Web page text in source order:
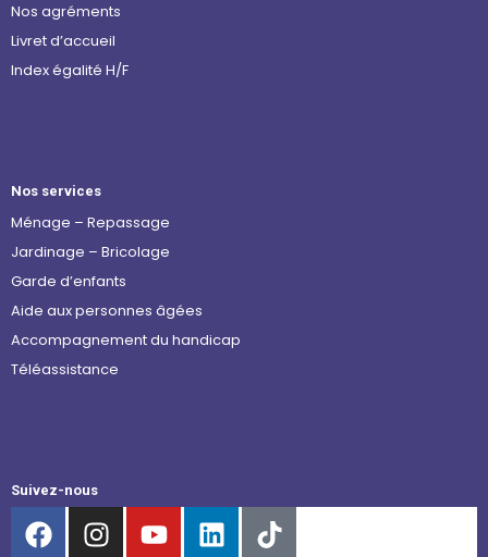
Nos agréments
Livret d’accueil
Index égalité H/F
Nos services
Ménage – Repassage
Jardinage – Bricolage
Garde d’enfants
Aide aux personnes âgées
Accompagnement du handicap
Téléassistance
Suivez-nous